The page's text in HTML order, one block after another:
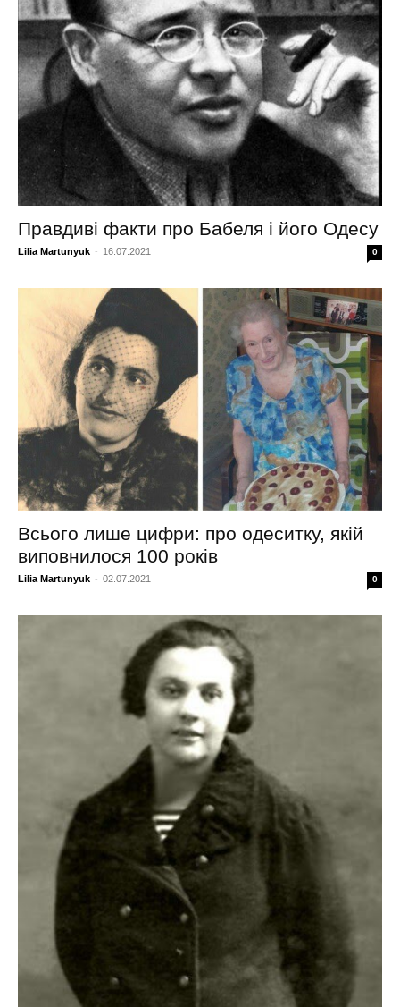
Правдиві факти про Бабеля і його Одесу
Lilia Martunyuk - 16.07.2021 0
Всього лише цифри: про одеситку, якій
виповнилося 100 років
Lilia Martunyuk - 02.07.2021 0